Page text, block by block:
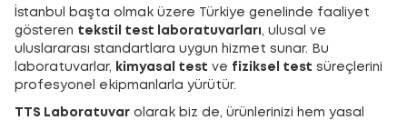
İstanbul başta olmak üzere Türkiye genelinde faaliyet
gösteren tekstil test laboratuvarları , ulusal ve
uluslararası standartlara uygun hizmet sunar. Bu
laboratuvarlar,
kimyasal test ve fiziksel test süreçlerini
profesyonel ekipmanlarla yürütür.
TTS Laboratuvar olarak biz de, ürünlerinizi hem yasal